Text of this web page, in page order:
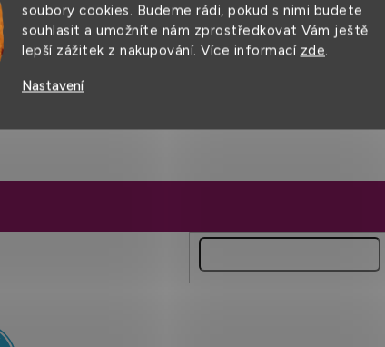
soubory cookies. Budeme rádi, pokud s nimi budete
souhlasit a umožníte nám zprostředkovat Vám ještě
lepší zážitek z nakupování. Více informací zde.
Nastavení